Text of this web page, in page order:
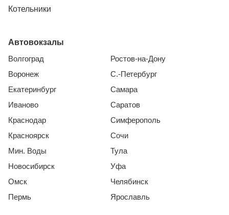
Котельники
Автовокзалы
Волгоград
Воронеж
Екатеринбург
Иваново
Краснодар
Красноярск
Мин. Воды
Новосибирск
Омск
Пермь
Ростов-на-Дону
С.-Петербург
Самара
Саратов
Симферополь
Сочи
Тула
Уфа
Челябинск
Ярославль